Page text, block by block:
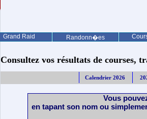
Grand Raid Randonn�es
Consultez vos résultats de courses,
Calendrier 2026
Vous
en tapant son nom ou